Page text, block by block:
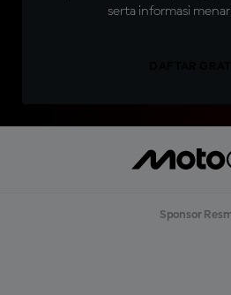
serta informasi
Sponsor